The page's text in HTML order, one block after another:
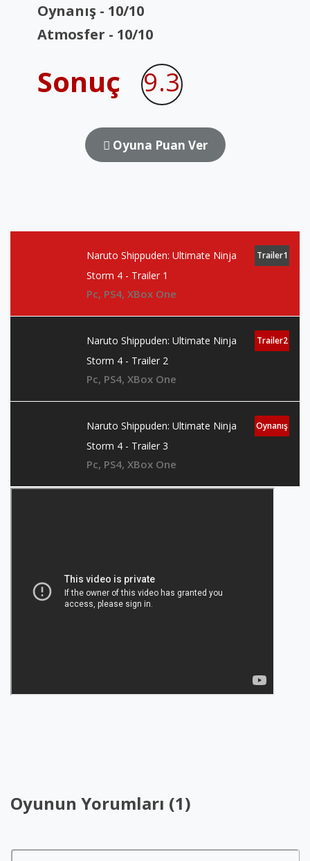
Oynanış - 10/10
Atmosfer - 10/10
Sonuç 9.3
Oyuna Puan Ver
Naruto Shippuden: Ultimate Ninja
Storm 4 - Trailer 1
Pc, PS4, XBox One
Trailer1
Naruto Shippuden: Ultimate Ninja
Storm 4 - Trailer 2
Pc, PS4, XBox One
Trailer2
Naruto Shippuden: Ultimate Ninja
Storm 4 - Trailer 3
Pc, PS4, XBox One
Oynanış
Oyunun Yorumları (1)